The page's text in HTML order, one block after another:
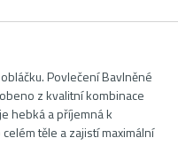
Povlečení Bavlněné
z kvalitní kombinace
hebká a příjemná k
těle a zajistí maximální